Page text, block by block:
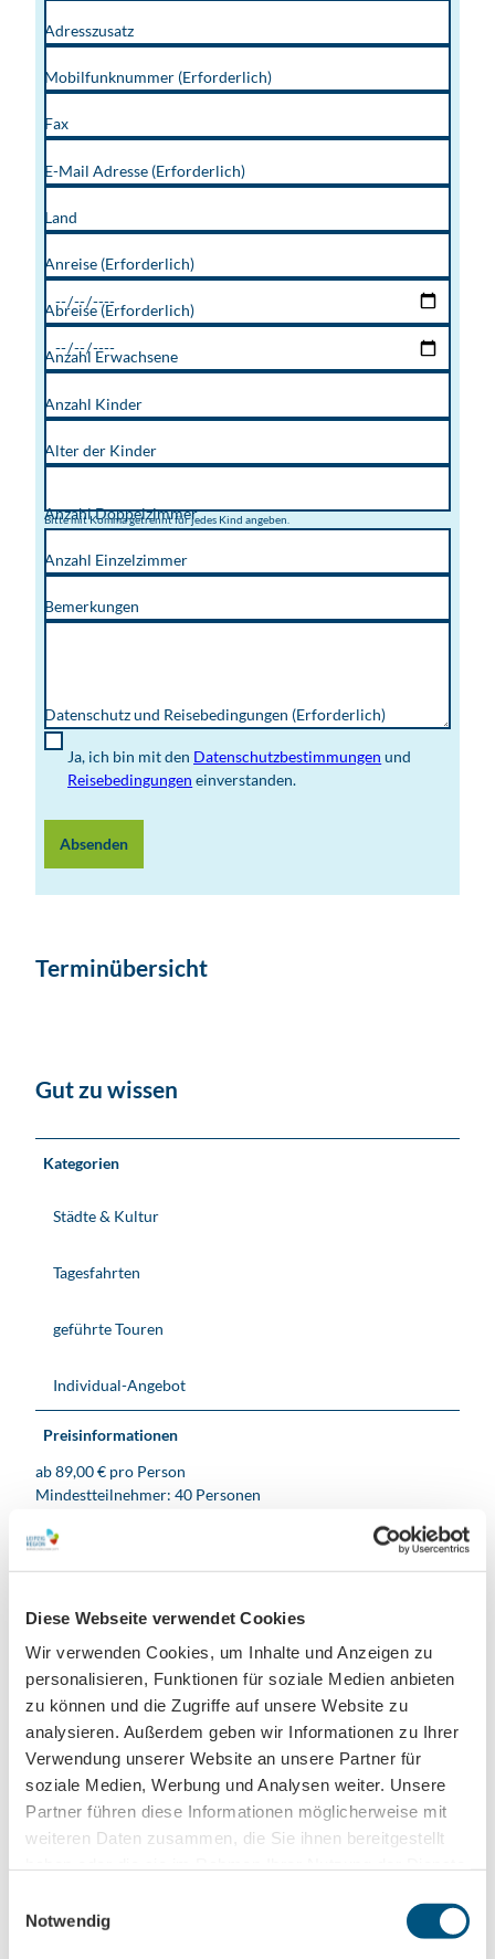
Diese Webseite verwendet Cookies
Wir verwenden Cookies, um Inhalte und Anzeigen zu
personalisieren, Funktionen für soziale Medien anbieten
zu können und die Zugriffe auf unsere Website zu
analysieren. Außerdem geben wir Informationen zu Ihrer
Verwendung unserer Website an unsere Partner für
soziale Medien, Werbung und Analysen weiter. Unsere
Partner führen diese Informationen möglicherweise mit
weiteren Daten zusammen, die Sie ihnen bereitgestellt
Notwendig
Adresszusatz
Mobilfunknummer (Erforderlich)
Fax
E-Mail Adresse (Erforderlich)
Land
Anreise (Erforderlich)
Abreise (Erforderlich)
Anzahl Erwachsene
Anzahl Kinder
Alter der Kinder
Bitte mit Komma getrennt für jedes Kind angeben.
Anzahl Doppelzimmer
Anzahl Einzelzimmer
Bemerkungen
Datenschutz und Reisebedingungen (Erforderlich)
Ja, ich bin mit den Datenschutzbestimmungen und
Reisebedingungen einverstanden.
Absenden
Terminübersicht
Gut zu wissen
Kategorien
Städte & Kultur
Tagesfahrten
geführte Touren
Individual-Angebot
Preisinformationen
ab 89,00 € pro Person
Mindestteilnehmer: 40 Personen
möglich
werden in deutscher Sprache erbracht.
eingeschränkter Mobilität nicht geeignet. Nähere
Informationen geben wir Ihnen gern.
Für deutsche Staatsangehörige gelten die aktuellen
Ausweisdokumente. Alle anderen Personen beachten bitte die
jeweiligen Pass- und Visafristen. Hierzu erteilt Ihnen Ihre
Botschaft gern Auskunft.
In unserenReisebedingungenfinden Sie die
Stornierungsrichtlinien. Wir empfehlen den Abschluss einer
Reiserücktrittsversicherung.
Personen